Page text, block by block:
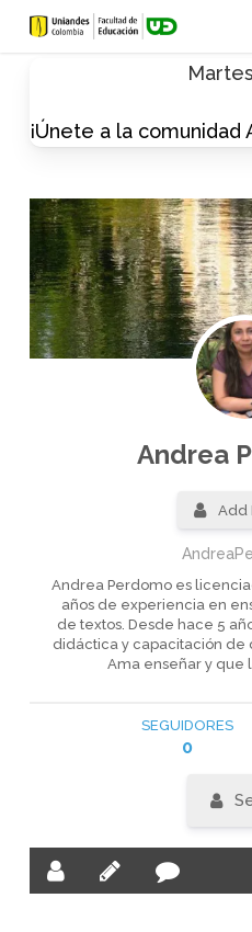
Skip
¡Únete a la comunidad
Andrea
Add
Andrea Perdomo es
años de experiencia en
de textos. Desde hace 5
didáctica y capacitación de
Ama enseñar y que
SEGUIDORES
0